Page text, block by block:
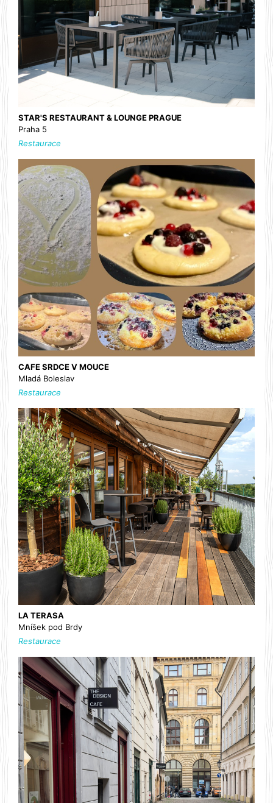
STAR'S RESTAURANT & LOUNGE PRAGUE
Praha 5
Restaurace
CAFE SRDCE V MOUCE
Mladá Boleslav
Restaurace
LA TERASA
Mníšek pod Brdy
Restaurace